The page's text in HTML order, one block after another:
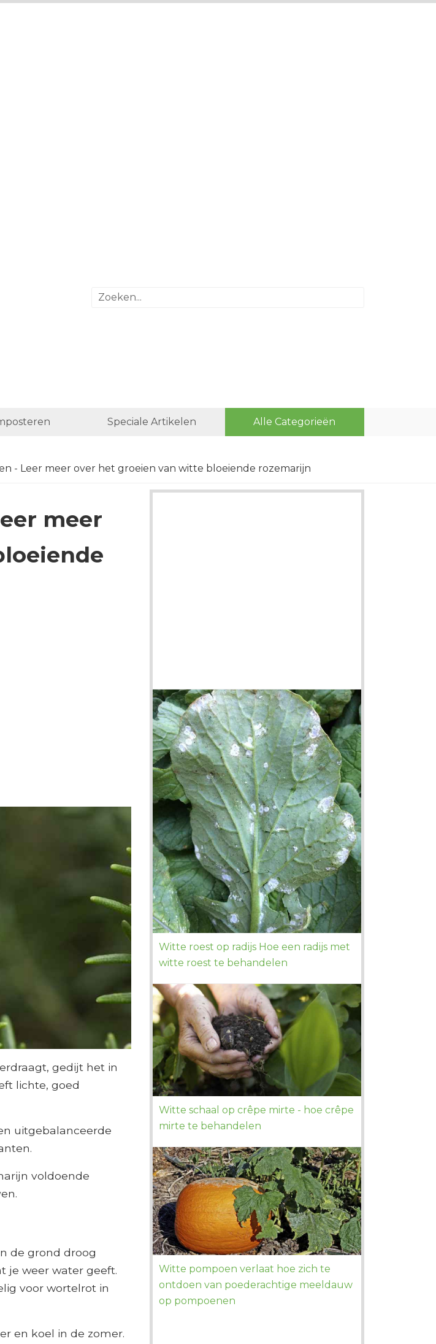
Speciale Artikelen Alle Categorieën
- Leer meer over het groeien van witte bloeiende rozemarijn
meer
gedijt het in
lichte, goed
uitgebalanceerde
voldoende
de grond droog
je weer water geeft.
voor wortelrot in
en koel in de zomer.
Witte roest op radijs Hoe een radijs met
witte roest te behandelen
Witte schaal op crêpe mirte - hoe crêpe
mirte te behandelen
Witte pompoen verlaat hoe zich te
ontdoen van poederachtige meeldauw
op pompoenen